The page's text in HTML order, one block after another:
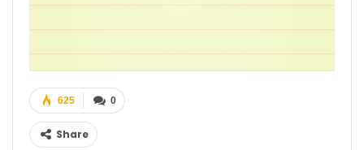
0
625
Share